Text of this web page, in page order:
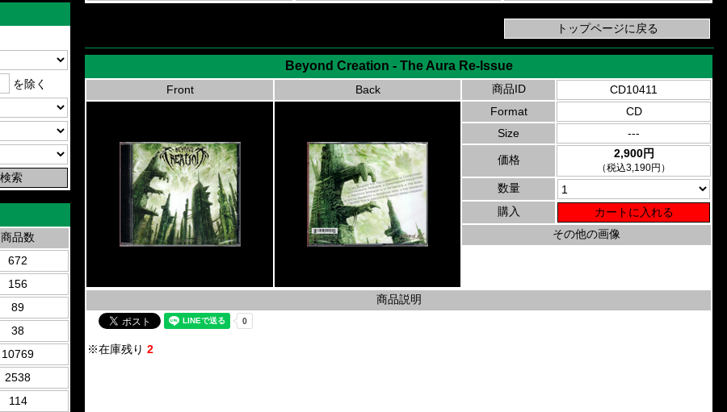
を除く
商品数
672
156
89
38
10769
2538
114
Beyond Creation - The Aura Re-Issue
Front Back 商品ID
CD10411
Format
CD
Size
---
価格 2,900円
（税込3,190円）
数量
購入
その他の画像
商品説明
※在庫残り 2